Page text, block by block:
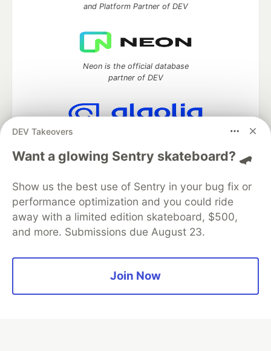
DEV Takeovers
Want a glowing Sentry skateboard? 🛹
Show us the best use of Sentry in your bug fix or
performance optimization and you could ride
away with a limited edition skateboard, $500,
and more. Submissions due August 23.
Join Now
and Platform Partner of DEV
Neon is the official database
partner of DEV
Algolia is the official search partner
DEV Community — A space to discuss and keep up software
development and manage your software career
Home
DEV Challenges DEV++
Videos
Organization Accounts
DEV Showcase About
Contact
Free Postgres Database
Privacy Policy
Built onForem— theopen sourcesoftware that powersDEV